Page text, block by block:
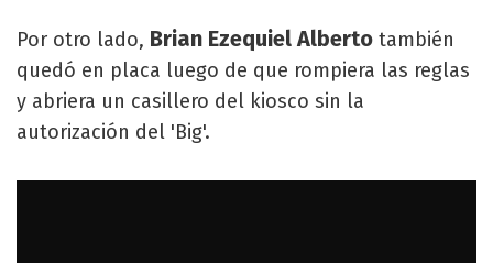
Por otro lado, Brian Ezequiel Alberto también
quedó en placa luego de que rompiera las reglas
y abriera un casillero del kiosco sin la
autorización del 'Big'.